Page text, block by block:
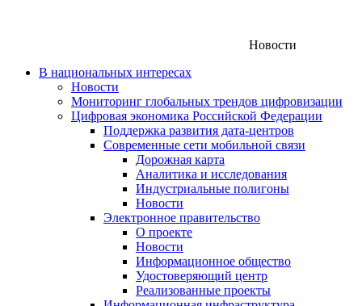
Новости
В национальных интересах
Новости
Мониторинг глобальных трендов цифровизации
Цифровая экономика Российской Федерации
Поддержка развития дата-центров
Современные сети мобильной связи
Дорожная карта
Аналитика и исследования
Индустриальные полигоны
Новости
Электронное правительство
О проекте
Новости
Информационное общество
Удостоверяющий центр
Реализованные проекты